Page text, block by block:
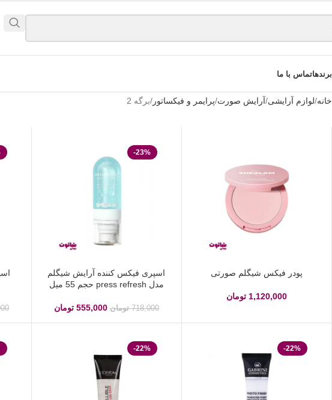
برندهاتماس با ما
خانه لوازم آرایشی آرایش صورت پرایمر و فیکساتور برگه 2
پودر فیکس شیگلم صورتی
1,120,000 تومان
-23%
اسپری فیکس کننده آرایش شیگلم
مدل press refresh حجم 55 میل
718,000 تومان 555,000 تومان
-22%
-22%